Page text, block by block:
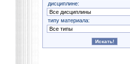
дисциплине:
типу материала: